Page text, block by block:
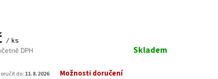
/ ks
DPH
Skladem
do: 11.8.2026 Možnosti doručení